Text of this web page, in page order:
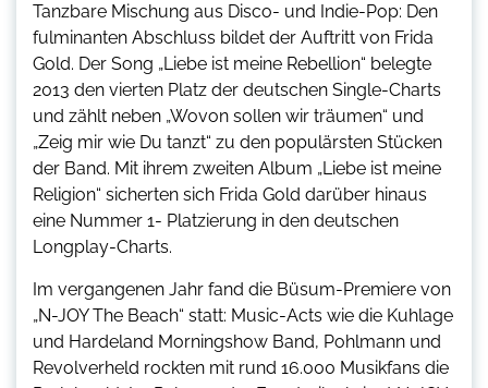
Tanzbare Mischung aus Disco- und Indie-Pop: Den
fulminanten Abschluss bildet der Auftritt von Frida
Gold. Der Song „Liebe ist meine Rebellion“ belegte
2013 den vierten Platz der deutschen Single-Charts
und zählt neben „Wovon sollen wir träumen“ und
„Zeig mir wie Du tanzt“ zu den populärsten Stücken
der Band. Mit ihrem zweiten Album „Liebe ist meine
Religion“ sicherten sich Frida Gold darüber hinaus
eine Nummer 1- Platzierung in den deutschen
Longplay-Charts.
Im vergangenen Jahr fand die Büsum-Premiere von
„N-JOY The Beach“ statt: Music-Acts wie die Kuhlage
und Hardeland Morningshow Band, Pohlmann und
Revolverheld rockten mit rund 16.000 Musikfans die